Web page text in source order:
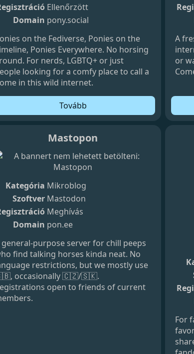
Ellenőrzött
Domain pony.social
on the Fediverse, Ponies on the
Ponies Everywhere. No horsing
For nerds, LGBTQ+ or just
looking for a comfy place to call a
in this wild internet.
Tovább
A
or
Mastopon
Kategória Mikroblog
Szoftver Mastodon
Meghívás
Domain pon.ee
general-purpose server for chill peeps
find talking horses kinda neat. No
restrictions, but we mostly use
occasionally 🇨🇿/🇸🇰.
open to friends of current
For